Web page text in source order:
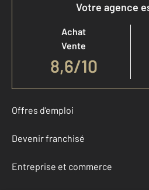
Votre agence
Achat
Vente
8,6/10
Offres d'emploi
Devenir franchisé
Entreprise et commerce